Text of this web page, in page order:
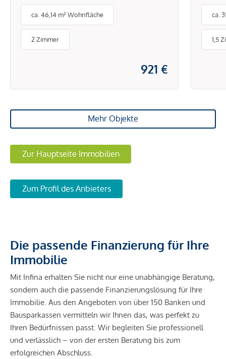
ca. 46,14 m² Wohnfläche
2 Zimmer
921 €
ca.
1,5
Mehr Objekte
Zur Hauptseite Immobilien
Zum Profil des Anbieters
Die passende Finanzierung für Ihre
Immobilie
Mit Infina erhalten Sie nicht nur eine unabhängige Beratung,
sondern auch die passende Finanzierungslösung für Ihre
Immobilie. Aus den Angeboten von über 150 Banken und
Bausparkassen vermitteln wir Ihnen das, was perfekt zu
Ihren Bedürfnissen passt. Wir begleiten Sie professionell
und verlässlich – von der ersten Beratung bis zum
erfolgreichen Abschluss.